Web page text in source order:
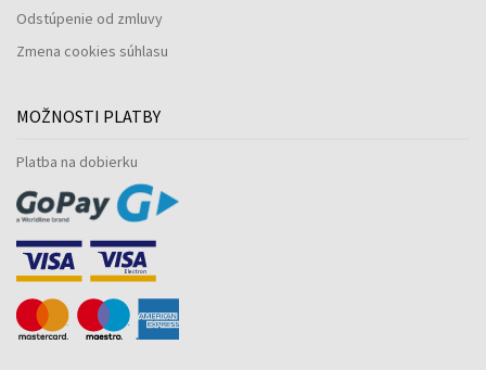
Odstúpenie od zmluvy
Zmena cookies súhlasu
MOŽNOSTI PLATBY
Platba na dobierku